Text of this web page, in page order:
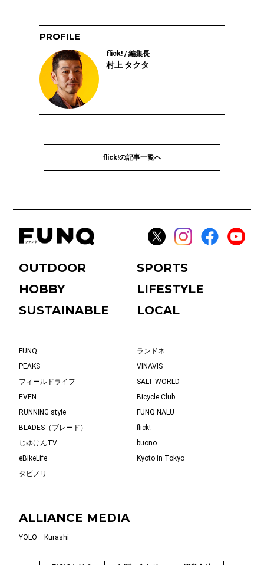
PROFILE
flick! / 編集長
村上 タクタ
flick!の記事一覧へ
OUTDOOR
SPORTS
HOBBY
LIFESTYLE
SUSTAINABLE
LOCAL
FUNQ
ランドネ
PEAKS
VINAVIS
フィールドライフ
SALT WORLD
EVEN
Bicycle Club
RUNNING style
FUNQ NALU
BLADES（ブレード）
flick!
じゆけんTV
buono
eBikeLife
Kyoto in Tokyo
タビノリ
ALLIANCE MEDIA
YOLO Kurashi